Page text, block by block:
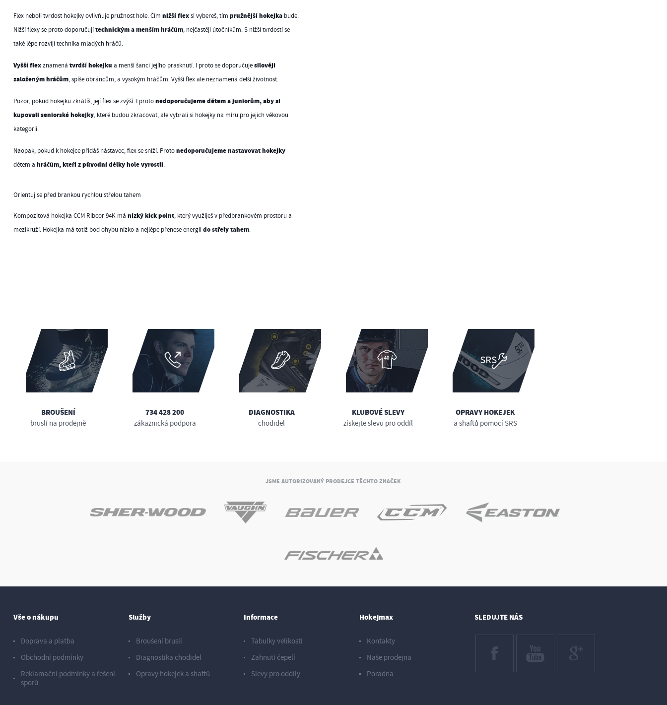
Flex neboli tvrdost hokejky ovlivňuje pružnost hole. Čím nižší flexsi vybereš, tím pružnější hokejkabude.
Nižší flexy se proto doporučujítechnickým a menším hráčům, nejčastěji útočníkům. S nižší tvrdostí se
také lépe rozvíjí technika mladých hráčů.
Vyšší flexznamená tvrdší hokejku a menší šanci jejího prasknutí. I proto se doporučujesilověji
založeným hráčům, spíše obráncům, a vysokým hráčům. Vyšší flex ale neznamená delší životnost.
Pozor, pokud hokejku zkrátíš, její flex se zvýší. I protonedoporučujeme dětem a juniorům, aby si
kupovali seniorské hokejky, které budou zkracovat, ale vybrali si hokejky na míru pro jejich věkovou
kategorii.
Naopak, pokud k hokejce přidáš nástavec, flex se sníží. Protonedoporučujeme nastavovat hokejky
dětem a hráčům, kteří z původní délky hole vyrostli.
Orientuj se před brankou rychlou střelou tahem
Kompozitová hokejka CCM Ribcor 94K má nízký kick point, který využiješ v předbrankovém prostoru a
mezikruží. Hokejka má totiž bod ohybu nízko a nejlépe přenese energiido střely tahem.
BROUŠENÍ
bruslí na prodejně
734 428 200
zákaznická podpora
DIAGNOSTIKA
chodidel
KLUBOVÉ SLEVY
získejte slevu pro oddíl
OPRAVY HOKEJEK
a shaftů pomocí SRS
JSME AUTORIZOVANÝ PRODEJCE TĚCHTO ZNAČEK
Vše o nákupu
Doprava a platba
Obchodní podmínky
Reklamační podmínky a řešení
sporů
Služby
Broušení bruslí
Diagnostika chodidel
Opravy hokejek a shaftů
Informace
Tabulky velikostí
Zahnutí čepelí
Slevy pro oddíly
Hokejmax
Kontakty
Naše prodejna
Poradna
SLEDUJTE NÁS